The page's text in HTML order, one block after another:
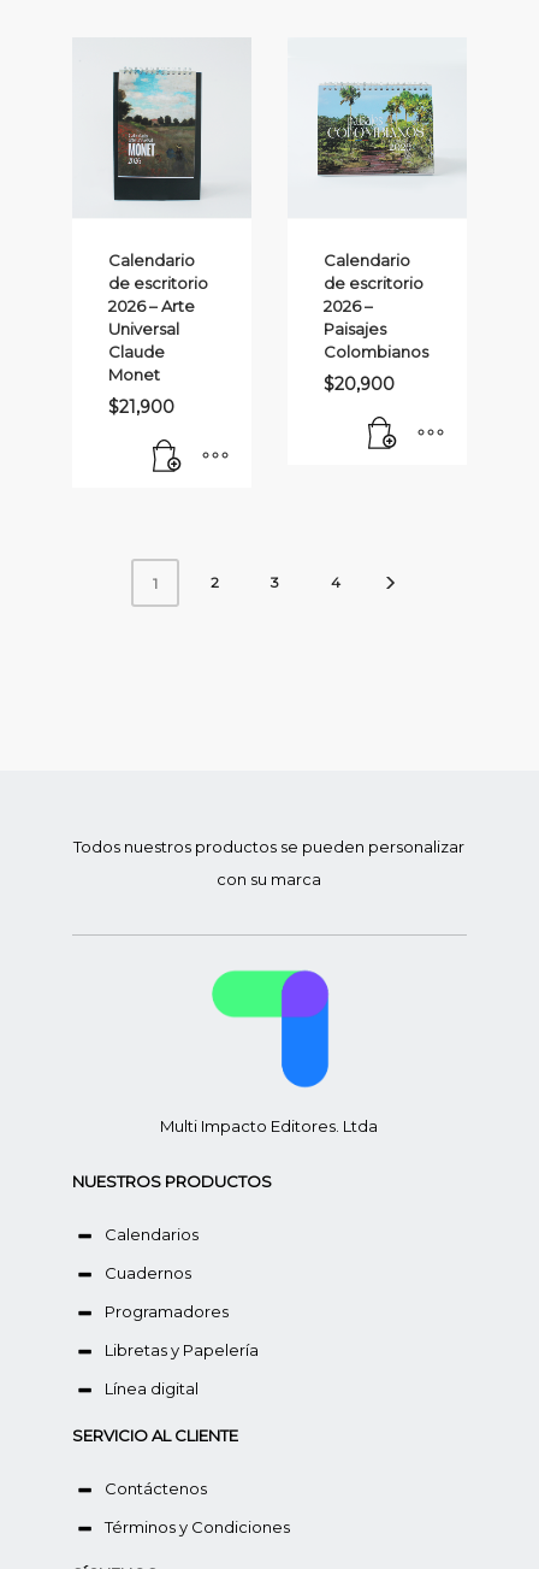
Calendario
de escritorio
2026 – Arte
Universal
Claude
Monet
$21,900
Calendario
de escritorio
2026 –
Paisajes
Colombianos
$20,900
1 2 3 4
Todos nuestros productos se pueden personalizar
con su marca
Multi Impacto Editores. Ltda
NUESTROS PRODUCTOS
Calendarios
Cuadernos
Programadores
Libretas y Papelería
Línea digital
SERVICIO AL CLIENTE
Contáctenos
Términos y Condiciones